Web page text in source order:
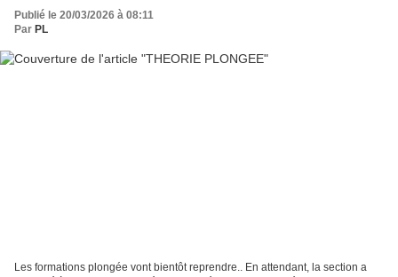
Publié le 20/03/2026 à 08:11
Par PL
Les formations plongée vont bientôt reprendre.. En attendant, la section a